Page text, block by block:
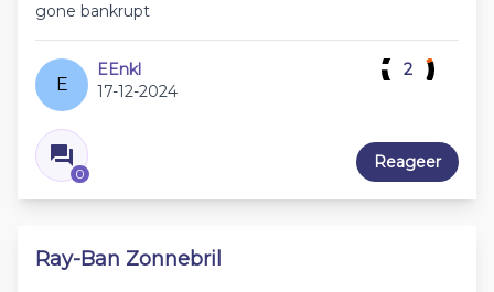
gone bankrupt
E
EEnkl
17-12-2024
0
2
Reageer
Ray-Ban Zonnebril